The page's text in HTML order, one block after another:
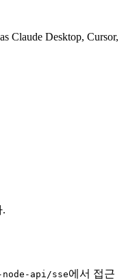
Claude Desktop, Cursor,
.
api/sse에서 접근